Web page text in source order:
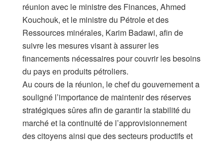
réunion avec le ministre des Finances, Ahmed
Kouchouk, et le ministre du Pétrole et des
Ressources minérales, Karim Badawi, afin de
suivre les mesures visant à assurer les
financements nécessaires pour couvrir les besoins
du pays en produits pétroliers.
Au cours de la réunion, le chef du gouvernement a
souligné l’importance de maintenir des réserves
stratégiques sûres afin de garantir la stabilité du
marché et la continuité de l’approvisionnement
des citoyens ainsi que des secteurs productifs et